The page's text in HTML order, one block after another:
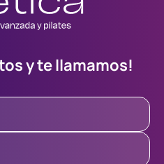
y te llamamos!